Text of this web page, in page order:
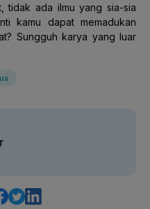
tidak ada ilmu yang sia-sia
kamu dapat memadukan
Sungguh karya yang luar